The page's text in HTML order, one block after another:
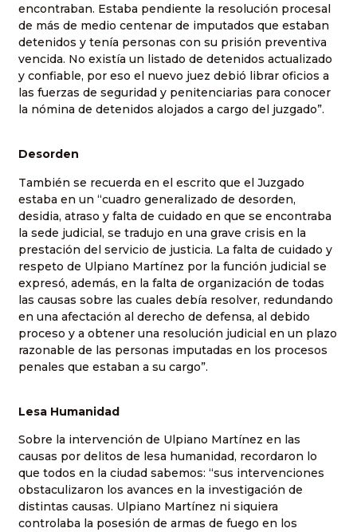
encontraban. Estaba pendiente la resolución procesal
de más de medio centenar de imputados que estaban
detenidos y tenía personas con su prisión preventiva
vencida. No existía un listado de detenidos actualizado
y confiable, por eso el nuevo juez debió librar oficios a
las fuerzas de seguridad y penitenciarias para conocer
la nómina de detenidos alojados a cargo del juzgado”.
Desorden
También se recuerda en el escrito que el Juzgado
estaba en un “cuadro generalizado de desorden,
desidia, atraso y falta de cuidado en que se encontraba
la sede judicial, se tradujo en una grave crisis en la
prestación del servicio de justicia. La falta de cuidado y
respeto de Ulpiano Martínez por la función judicial se
expresó, además, en la falta de organización de todas
las causas sobre las cuales debía resolver, redundando
en una afectación al derecho de defensa, al debido
proceso y a obtener una resolución judicial en un plazo
razonable de las personas imputadas en los procesos
penales que estaban a su cargo”.
Lesa Humanidad
Sobre la intervención de Ulpiano Martínez en las
causas por delitos de lesa humanidad, recordaron lo
que todos en la ciudad sabemos: “sus intervenciones
obstaculizaron los avances en la investigación de
distintas causas. Ulpiano Martínez ni siquiera
controlaba la posesión de armas de fuego en los